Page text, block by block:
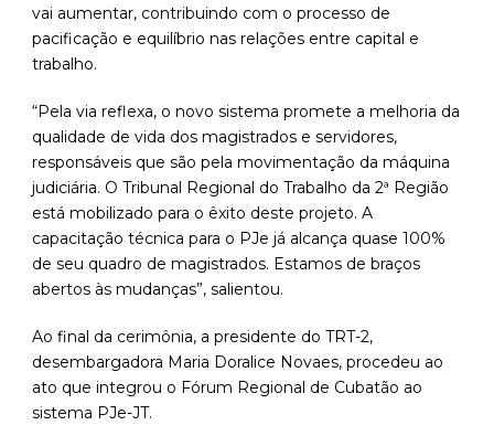
vai aumentar, contribuindo com o processo de
pacificação e equilíbrio nas relações entre capital e
trabalho.
“Pela via reflexa, o novo sistema promete a melhoria da
qualidade de vida dos magistrados e servidores,
responsáveis que são pela movimentação da máquina
judiciária. O Tribunal Regional do Trabalho da 2ª Região
está mobilizado para o êxito deste projeto. A
capacitação técnica para o PJe já alcança quase 100%
de seu quadro de magistrados. Estamos de braços
abertos às mudanças”, salientou.
Ao final da cerimônia, a presidente do TRT-2,
desembargadora Maria Doralice Novaes, procedeu ao
ato que integrou o Fórum Regional de Cubatão ao
sistema PJe-JT.